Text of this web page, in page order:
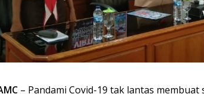
– Pandami Covid-19 tak lantas